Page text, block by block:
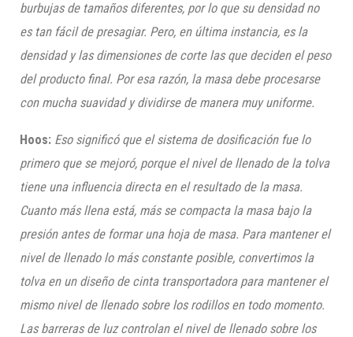
burbujas de tamaños diferentes, por lo que su densidad no
es tan fácil de presagiar. Pero, en última instancia, es la
densidad y las dimensiones de corte las que deciden el peso
del producto final. Por esa razón, la masa debe procesarse
con mucha suavidad y dividirse de manera muy uniforme.
Hoos: Eso significó que el sistema de dosificación fue lo
primero que se mejoró, porque el nivel de llenado de la tolva
tiene una influencia directa en el resultado de la masa.
Cuanto más llena está, más se compacta la masa bajo la
presión antes de formar una hoja de masa. Para mantener el
nivel de llenado lo más constante posible, convertimos la
tolva en un diseño de cinta transportadora para mantener el
mismo nivel de llenado sobre los rodillos en todo momento.
Las barreras de luz controlan el nivel de llenado sobre los